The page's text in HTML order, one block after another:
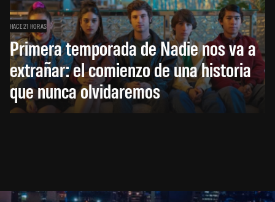
HACE 21 HORAS
Primera temporada de Nadie nos va a
extrañar: el comienzo de una historia
que nunca olvidaremos